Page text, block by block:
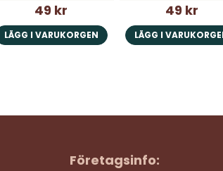
49 kr
LÄGG I VARUKORGEN
49 kr
LÄGG I
Företagsinfo: